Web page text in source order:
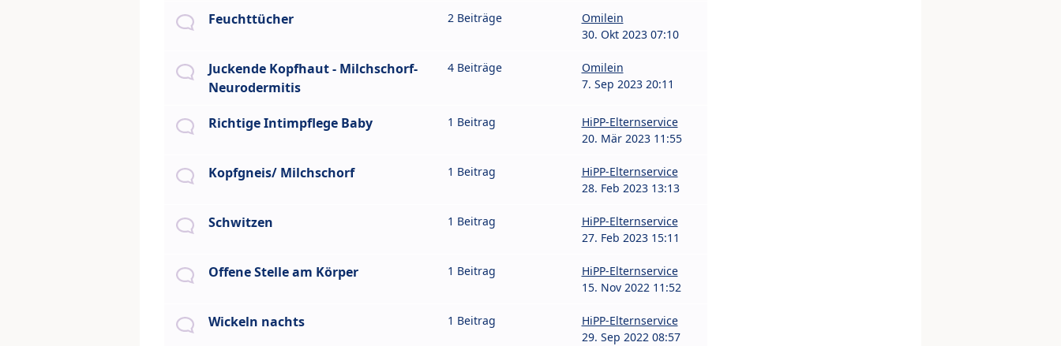
Feuchttücher 2 Beiträge
Omilein
30. Okt 2023 07:10
Juckende Kopfhaut - Milchschorf-
Neurodermitis
4 Beiträge
Omilein
7. Sep 2023 20:11
Richtige Intimpflege Baby 1 Beitrag
HiPP-Elternservice
20. Mär 2023 11:55
Kopfgneis/ Milchschorf 1 Beitrag
HiPP-Elternservice
28. Feb 2023 13:13
Schwitzen 1 Beitrag
HiPP-Elternservice
27. Feb 2023 15:11
Offene Stelle am Körper 1 Beitrag
HiPP-Elternservice
15. Nov 2022 11:52
Wickeln nachts 1 Beitrag
HiPP-Elternservice
29. Sep 2022 08:57